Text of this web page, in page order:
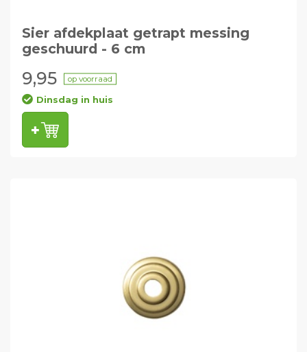
Sier afdekplaat getrapt messing
geschuurd - 6 cm
9,95 op voorraad
Dinsdag in huis